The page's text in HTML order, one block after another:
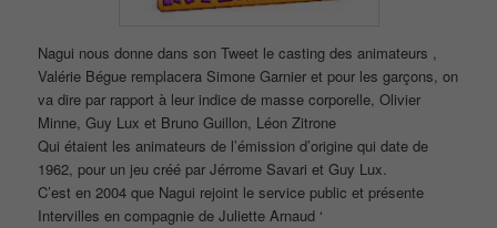
Nagui nous donne dans son Tweet le casting des animateurs ,
Valérie Bégue remplacera Simone Garnier et pour les garçons, on
va dire par rapport à leur indice de masse corporelle, Olivier
Minne, Guy Lux et Bruno Guillon, Léon Zitrone
Qui étaient les animateurs de l’émission d’origine qui date de
1962, pour un jeu créé par Jérrome Savari et Guy Lux.
C’est en 2004 que Nagui rejoint le service public et présente
Intervilles en compagnie de Juliette Arnaud ‘